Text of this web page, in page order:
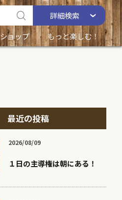
詳細検索
ショップ もっと楽しむ！
最近の投稿
2026/08/09
１日の主導権は朝にある！